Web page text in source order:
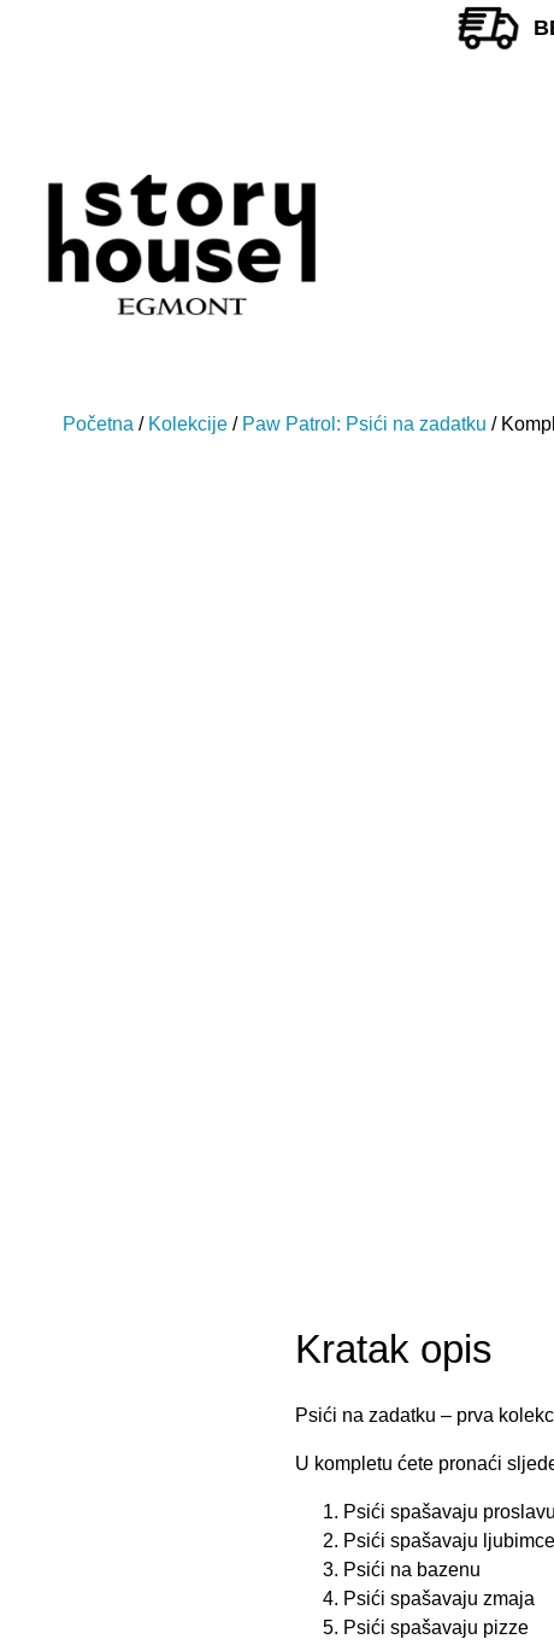
Početna / Kolekcije / Paw Patrol: Psići na zadatku /
Kratak opis
Psići na zadatku – prva
U kompletu ćete pronaći
Psići spašavaju proslavu
Psići spašavaju ljubimce
Psići na bazenu
Psići spašavaju zmaja
Psići spašavaju pizze